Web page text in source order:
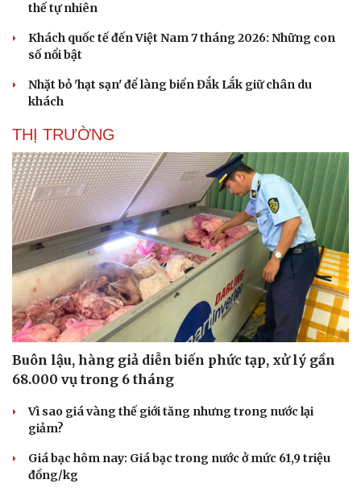
thế tự nhiên
Khách quốc tế đến Việt Nam 7 tháng 2026: Những con
số nổi bật
Nhặt bỏ 'hạt sạn' để làng biển Đắk Lắk giữ chân du
khách
THỊ TRƯỜNG
Buôn lậu, hàng giả diễn biến phức tạp, xử lý gần
68.000 vụ trong 6 tháng
Vì sao giá vàng thế giới tăng nhưng trong nước lại
giảm?
Giá bạc hôm nay: Giá bạc trong nước ở mức 61,9 triệu
đồng/kg